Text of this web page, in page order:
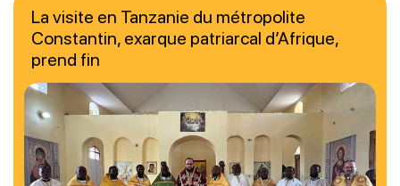
La visite en Tanzanie du métropolite
Constantin, exarque patriarcal d’Afrique,
prend fin